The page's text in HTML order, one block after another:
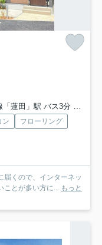
駅 バス3分 「藤の木団地」 停歩5分
ン
フローリング
届くので、インターネッ
ことが多い方に...
もっと